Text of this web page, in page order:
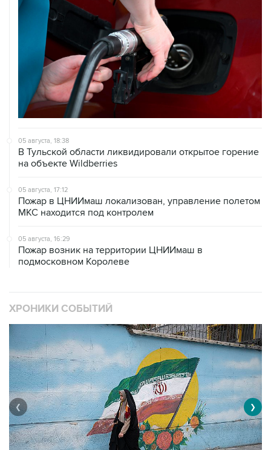
05 августа, 18:38
В Тульской области ликвидировали открытое горение
на объекте Wildberries
05 августа, 17:12
Пожар в ЦНИИмаш локализован, управление полетом
МКС находится под контролем
05 августа, 16:29
Пожар возник на территории ЦНИИмаш в
подмосковном Королеве
ХРОНИКИ СОБЫТИЙ
❮ ❯